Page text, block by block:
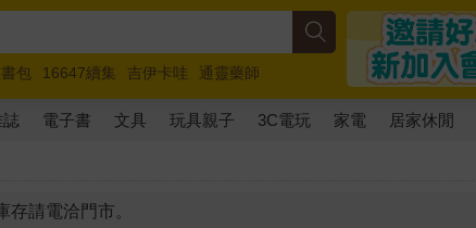
包 16647續集 吉伊卡哇
通靈藥師
玩具總動員5 超慢跑
誌 電子書 文具 玩具親子 3C電玩 家電 居家休閒
請電洽門市。